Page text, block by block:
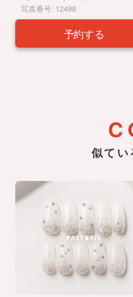
写真番号: 12498
予約する
似てい